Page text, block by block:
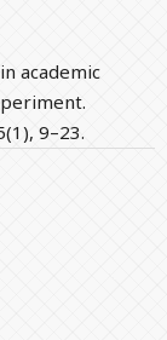
academic
9–23.